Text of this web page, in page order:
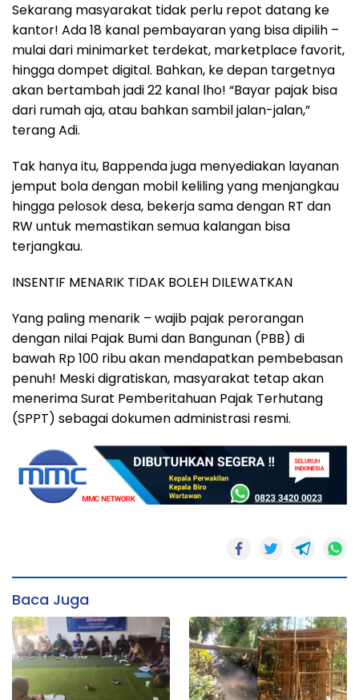
Sekarang masyarakat tidak perlu repot datang ke
kantor! Ada 18 kanal pembayaran yang bisa dipilih –
mulai dari minimarket terdekat, marketplace favorit,
hingga dompet digital. Bahkan, ke depan targetnya
akan bertambah jadi 22 kanal lho! “Bayar pajak bisa
dari rumah aja, atau bahkan sambil jalan-jalan,”
terang Adi.
Tak hanya itu, Bappenda juga menyediakan layanan
jemput bola dengan mobil keliling yang menjangkau
hingga pelosok desa, bekerja sama dengan RT dan
RW untuk memastikan semua kalangan bisa
terjangkau.
INSENTIF MENARIK TIDAK BOLEH DILEWATKAN
Yang paling menarik – wajib pajak perorangan
dengan nilai Pajak Bumi dan Bangunan (PBB) di
bawah Rp 100 ribu akan mendapatkan pembebasan
penuh! Meski digratiskan, masyarakat tetap akan
menerima Surat Pemberitahuan Pajak Terhutang
(SPPT) sebagai dokumen administrasi resmi.
Baca Juga